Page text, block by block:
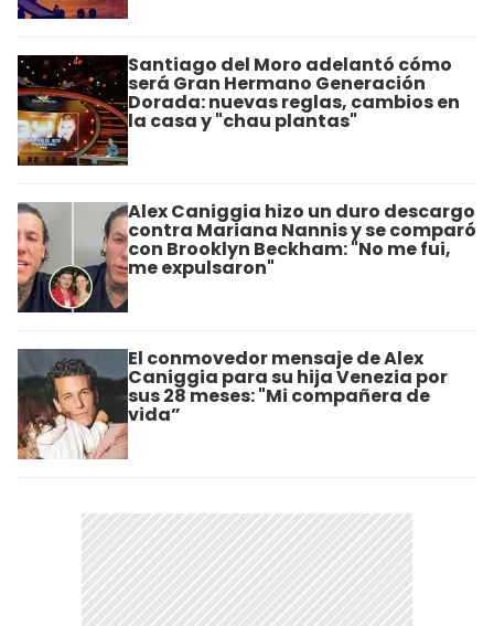
Santiago del Moro adelantó cómo
será Gran Hermano Generación
Dorada: nuevas reglas, cambios en
la casa y "chau plantas"
Alex Caniggia hizo un duro descargo
contra Mariana Nannis y se comparó
con Brooklyn Beckham: "No me fui,
me expulsaron"
El conmovedor mensaje de Alex
Caniggia para su hija Venezia por
sus 28 meses: "Mi compañera de
vida”